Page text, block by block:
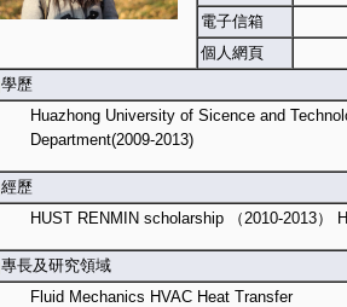
電子信箱
個人網頁
學歷
Huazhong University of Sicence and
Department(2009-2013)
經歷
HUST RENMIN scholarship （2010-2013）
專長及研究領域
Fluid Mechanics HVAC Heat Transfer